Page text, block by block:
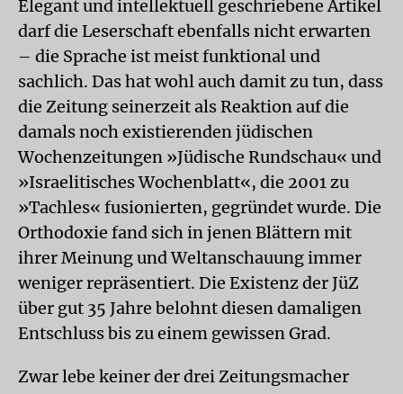
Elegant und intellektuell geschriebene Artikel
darf die Leserschaft ebenfalls nicht erwarten
– die Sprache ist meist funktional und
sachlich. Das hat wohl auch damit zu tun, dass
die Zeitung seinerzeit als Reaktion auf die
damals noch existierenden jüdischen
Wochenzeitungen »Jüdische Rundschau« und
»Israelitisches Wochenblatt«, die 2001 zu
»Tachles« fusionierten, gegründet wurde. Die
Orthodoxie fand sich in jenen Blättern mit
ihrer Meinung und Weltanschauung immer
weniger repräsentiert. Die Existenz der JüZ
über gut 35 Jahre belohnt diesen damaligen
Entschluss bis zu einem gewissen Grad.
Zwar lebe keiner der drei Zeitungsmacher